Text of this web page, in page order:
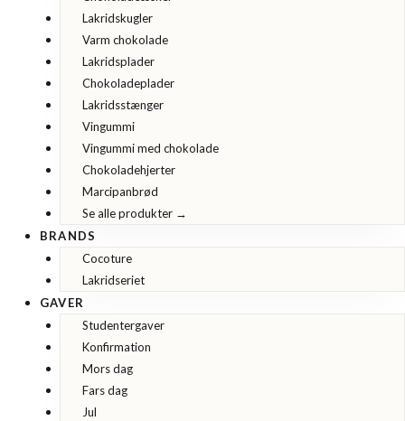
Lakridskugler
Varm chokolade
Lakridsplader
Chokoladeplader
Lakridsstænger
Vingummi
Vingummi med chokolade
Chokoladehjerter
Marcipanbrød
Se alle produkter →
BRANDS
Cocoture
Lakridseriet
GAVER
Studentergaver
Konfirmation
Mors dag
Fars dag
Jul